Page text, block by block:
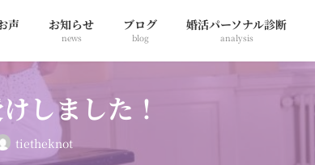
声 お知らせ
news
ブログ
blog
婚活パーソナル診断
analysis
しました！
tietheknot